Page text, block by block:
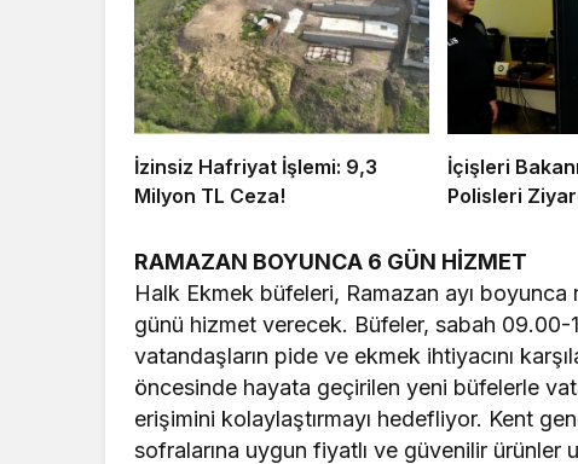
İzinsiz Hafriyat İşlemi: 9,3
Milyon TL Ceza!
İçişleri
Polisleri
RAMAZAN BOYUNCA 6 GÜN HİZMET
Halk Ekmek büfeleri, Ramazan ayı boyunca
günü hizmet verecek. Büfeler, sabah 09.00-
vatandaşların pide ve ekmek ihtiyacını
öncesinde hayata geçirilen yeni büfelerle
erişimini kolaylaştırmayı hedefliyor. Kent
sofralarına uygun fiyatlı ve güvenilir ürünler